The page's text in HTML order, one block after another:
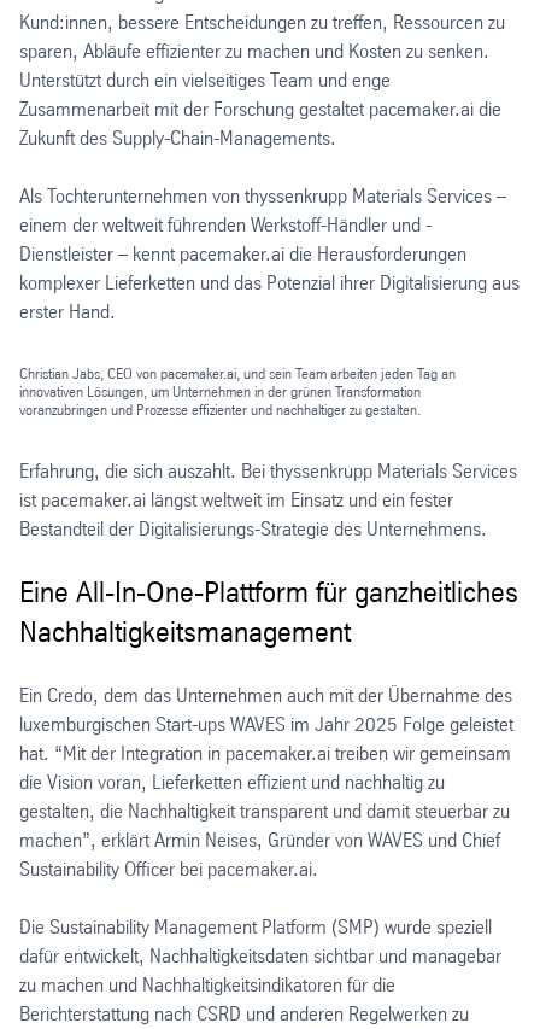
Kund:innen, bessere Entscheidungen zu treffen, Ressourcen zu
sparen, Abläufe effizienter zu machen und Kosten zu senken.
Unterstützt durch ein vielseitiges Team und enge
Zusammenarbeit mit der Forschung gestaltet pacemaker.ai die
Zukunft des Supply-Chain-Managements.
Als Tochterunternehmen von thyssenkrupp Materials Services –
einem der weltweit führenden Werkstoff-Händler und -
Dienstleister – kennt pacemaker.ai die Herausforderungen
komplexer Lieferketten und das Potenzial ihrer Digitalisierung aus
erster Hand.
Christian Jabs, CEO von pacemaker.ai, und sein Team arbeiten jeden Tag an
innovativen Lösungen, um Unternehmen in der grünen Transformation
voranzubringen und Prozesse effizienter und nachhaltiger zu gestalten.
Erfahrung, die sich auszahlt. Bei thyssenkrupp Materials Services
ist pacemaker.ai längst weltweit im Einsatz und ein fester
Bestandteil der Digitalisierungs-Strategie des Unternehmens.
Eine All-In-One-Plattform für ganzheitliches
Nachhaltigkeitsmanagement
Ein Credo, dem das Unternehmen auch mit der Übernahme des
luxemburgischen Start-ups WAVES im Jahr 2025 Folge geleistet
hat. “Mit der Integration in pacemaker.ai treiben wir gemeinsam
die Vision voran, Lieferketten effizient und nachhaltig zu
gestalten, die Nachhaltigkeit transparent und damit steuerbar zu
machen”, erklärt Armin Neises, Gründer von WAVES und Chief
Sustainability Officer bei pacemaker.ai.
Die Sustainability Management Platform (SMP) wurde speziell
dafür entwickelt, Nachhaltigkeitsdaten sichtbar und managebar
zu machen und Nachhaltigkeitsindikatoren für die
Berichterstattung nach CSRD und anderen Regelwerken zu